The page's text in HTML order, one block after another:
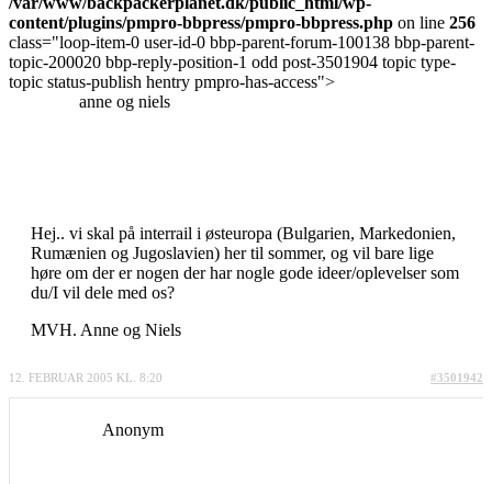
content/plugins/pmpro-bbpress/pmpro-bbpress.php on line 256
class="loop-item-0 user-id-0 bbp-parent-forum-100138 bbp-parent-
topic-200020 bbp-reply-position-1 odd post-3501904 topic type-
topic status-publish hentry pmpro-has-access">
anne og niels
Hej.. vi skal på interrail i østeuropa (Bulgarien, Markedonien,
Rumænien og Jugoslavien) her til sommer, og vil bare lige
høre om der er nogen der har nogle gode ideer/oplevelser som
du/I vil dele med os?
MVH. Anne og Niels
12. FEBRUAR 2005 KL. 8:20 #3501942
Anonym